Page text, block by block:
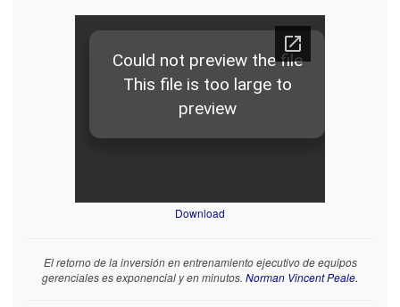
Download
El retorno de la inversión en entrenamiento ejecutivo de equipos
gerenciales es exponencial y en minutos. Norman Vincent Peale.